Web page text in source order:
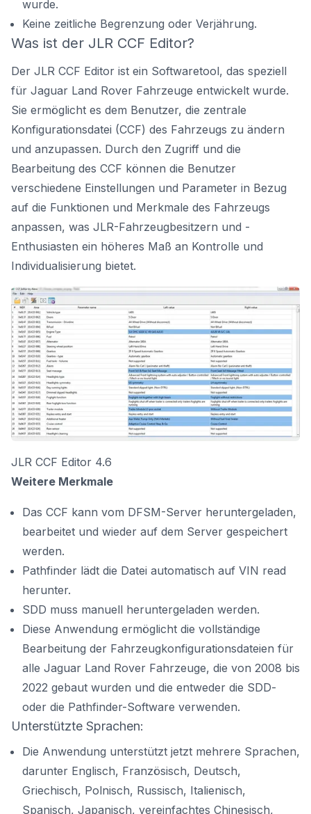
wurde.
Keine zeitliche Begrenzung oder Verjährung.
Was ist der JLR CCF Editor?
Der JLR CCF Editor ist ein Softwaretool, das speziell
für Jaguar Land Rover Fahrzeuge entwickelt wurde.
Sie ermöglicht es dem Benutzer, die zentrale
Konfigurationsdatei (CCF) des Fahrzeugs zu ändern
und anzupassen. Durch den Zugriff und die
Bearbeitung des CCF können die Benutzer
verschiedene Einstellungen und Parameter in Bezug
auf die Funktionen und Merkmale des Fahrzeugs
anpassen, was JLR-Fahrzeugbesitzern und -
Enthusiasten ein höheres Maß an Kontrolle und
Individualisierung bietet.
JLR CCF Editor 4.6
Weitere Merkmale
Das CCF kann vom DFSM-Server heruntergeladen,
bearbeitet und wieder auf dem Server gespeichert
werden.
Pathfinder lädt die Datei automatisch auf VIN read
herunter.
SDD muss manuell heruntergeladen werden.
Diese Anwendung ermöglicht die vollständige
Bearbeitung der Fahrzeugkonfigurationsdateien für
alle Jaguar Land Rover Fahrzeuge, die von 2008 bis
2022 gebaut wurden und die entweder die SDD-
oder die Pathfinder-Software verwenden.
Unterstützte Sprachen:
Die Anwendung unterstützt jetzt mehrere Sprachen,
darunter Englisch, Französisch, Deutsch,
Griechisch, Polnisch, Russisch, Italienisch,
Spanisch, Japanisch, vereinfachtes Chinesisch,